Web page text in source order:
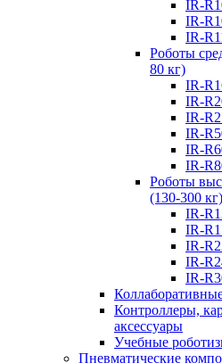
IR-
IR-
IR-
Роботы
80 кг)
IR-
IR-
IR-
IR-
IR-
IR-
Роботы
(130-300 кг)
IR-
IR-
IR-
IR-
IR-
Контроллеры,
аксессуары
Учебные
Пневматические